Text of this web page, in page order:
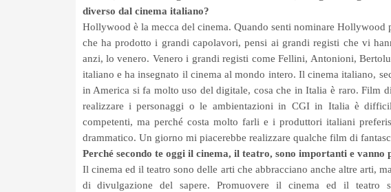
diverso dal cinema italiano?
Hollywood è la mecca del cinema. Quando senti nominare Hollywood
che ha prodotto i grandi capolavori, pensi ai grandi registi che vi
anzi, lo venero. Venero i grandi registi come Fellini, Antonioni,
italiano e ha insegnato il cinema al mondo intero. Il cinema italiano,
in America si fa molto uso del digitale, cosa che in Italia è raro. Film
realizzare i personaggi o le ambientazioni in CGI in Italia è
competenti, ma perché costa molto farli e i produttori italiani
drammatico. Un giorno mi piacerebbe realizzare qualche film di
Perché secondo te oggi il cinema, il teatro, sono importanti e vanno
Il cinema ed il teatro sono delle arti che abbracciano anche altre arti,
di divulgazione del sapere. Promuovere il cinema ed il teatro